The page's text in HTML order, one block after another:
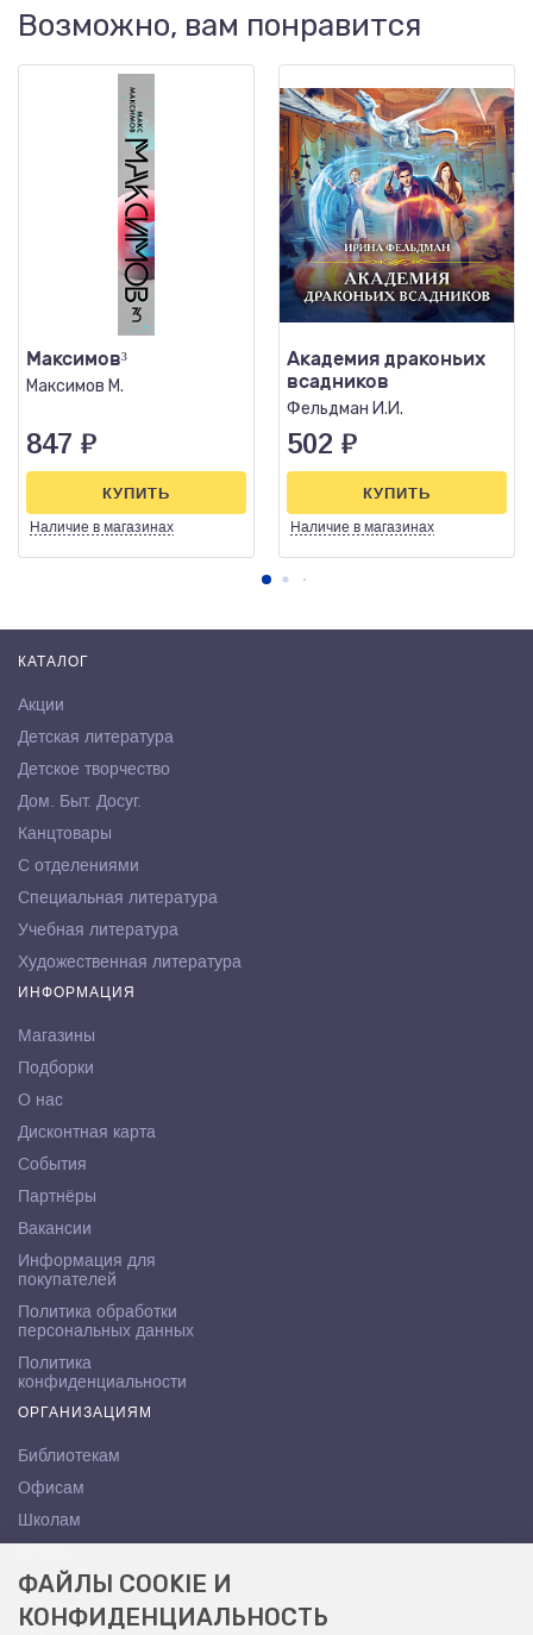
Возможно, вам понравится
Максимов³
Максимов М.
847 ₽
Наличие в магазинах
КУПИТЬ
Академия драконьих
всадников
Фельдман И.И.
502 ₽
Наличие в магазинах
КУПИТЬ
КАТАЛОГ
Акции
Детская литература
Детское творчество
Дом. Быт. Досуг.
Канцтовары
С отделениями
Специальная литература
Учебная литература
Художественная литература
ИНФОРМАЦИЯ
Магазины
Подборки
О нас
Дисконтная карта
События
Партнёры
Вакансии
Информация для
покупателей
Политика обработки
персональных данных
Политика
конфиденциальности
ОРГАНИЗАЦИЯМ
Библиотекам
Офисам
Школам
КОНТАКТЫ
Саратов, ул. Осипова, 10А
ФАЙЛЫ COOKIE И
КОНФИДЕНЦИАЛЬНОСТЬ